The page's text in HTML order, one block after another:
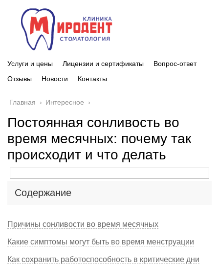
Услуги и цены Лицензии и сертификаты
Вопрос-ответ
Отзывы
Новости Контакты
Главная › Интересное ›
Постоянная сонливость во
время месячных: почему так
происходит и что делать
Содержание
Причины сонливости во время месячных
Какие симптомы могут быть во время менструации
Как сохранить работоспособность в критические дни